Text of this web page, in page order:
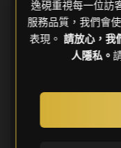
精選推薦文章
預售屋客變懶
逸硯重視每一位訪
服務品質，我們會
表現。 請放心，我
人隱私。